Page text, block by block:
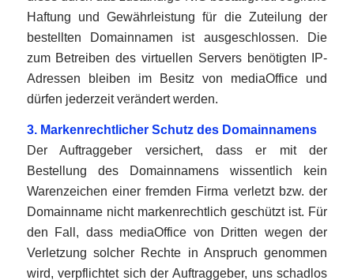
Haftung und Gewährleistung für die Zuteilung der
bestellten Domainnamen ist ausgeschlossen. Die
zum Betreiben des virtuellen Servers benötigten IP-
Adressen bleiben im Besitz von mediaOffice und
dürfen jederzeit verändert werden.
3. Markenrechtlicher Schutz des Domainnamens
Der Auftraggeber versichert, dass er mit der
Bestellung des Domainnamens wissentlich kein
Warenzeichen einer fremden Firma verletzt bzw. der
Domainname nicht markenrechtlich geschützt ist. Für
den Fall, dass mediaOffice von Dritten wegen der
Verletzung solcher Rechte in Anspruch genommen
wird, verpflichtet sich der Auftraggeber, uns schadlos